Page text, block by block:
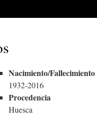
Nacimiento/Fallecimiento
1932-2016
Procedencia
Huesca